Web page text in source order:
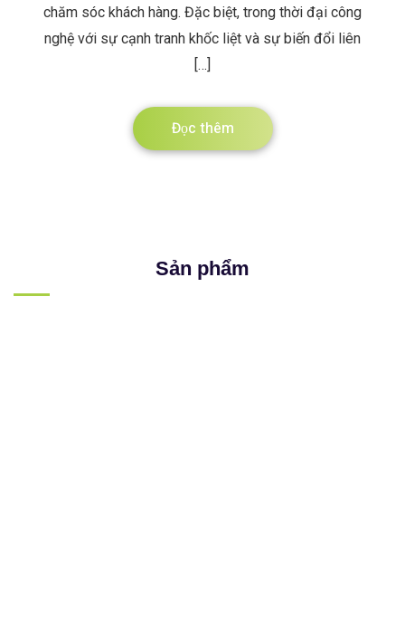
chăm sóc khách hàng. Đặc biệt, trong thời đại công
nghệ với sự cạnh tranh khốc liệt và sự biến đổi liên
[…]
Đọc thêm
Sản phẩm